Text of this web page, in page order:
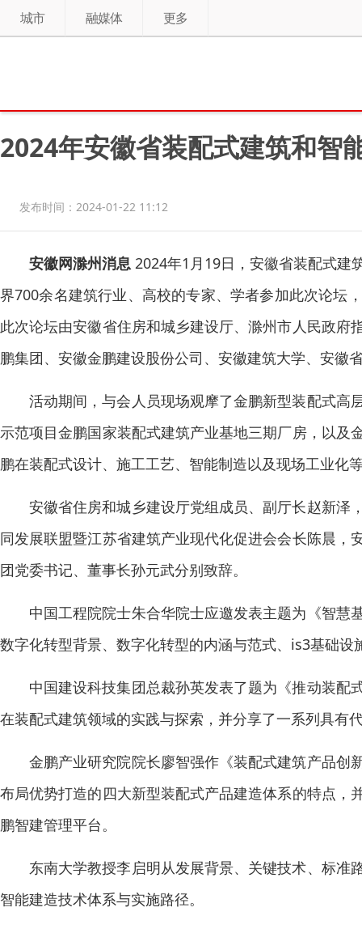
城市 融媒体 更多
2024年安徽省装配式建筑和智
发布时间：2024-01-22 11:12
安徽网滁州消息2024年1月19日，安徽省装配式建
界700余名建筑行业、高校的专家、学者参加此次论坛
此次论坛由安徽省住房和城乡建设厅、滁州市人民政
鹏集团、安徽金鹏建设股份公司、安徽建筑大学、安
活动期间，与会人员现场观摩了金鹏新型装配式高
示范项目金鹏国家装配式建筑产业基地三期厂房，以
鹏在装配式设计、施工工艺、智能制造以及现场工业化
安徽省住房和城乡建设厅党组成员、副厅长赵新泽
同发展联盟暨江苏省建筑产业现代化促进会会长陈晨
团党委书记、董事长孙元武分别致辞。
中国工程院院士朱合华院士应邀发表主题为《智
数字化转型背景、数字化转型的内涵与范式、is3基础
中国建设科技集团总裁孙英发表了题为《推动装
在装配式建筑领域的实践与探索，并分享了一系列具有
金鹏产业研究院院长廖智强作《装配式建筑产品创
布局优势打造的四大新型装配式产品建造体系的特点
鹏智建管理平台。
东南大学教授李启明从发展背景、关键技术、标
智能建造技术体系与实施路径。